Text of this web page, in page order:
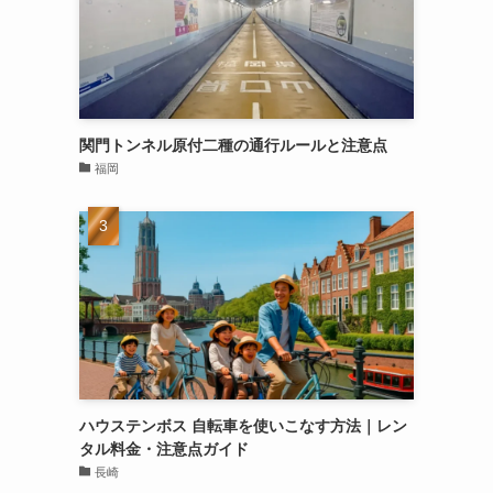
関門トンネル原付二種の通行ルールと注意点
福岡
ハウステンボス 自転車を使いこなす方法｜レン
タル料金・注意点ガイド
長崎